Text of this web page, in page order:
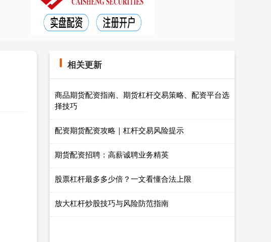
相关更新
商品期货配资指南、期货杠杆交易策略、配资平台选
择技巧
配资期货配资攻略｜杠杆交易风险提示
期货配资招聘：高薪诚聘业务精英
股票杠杆最多多少倍？一文看懂合法上限
放大杠杆炒股技巧与风险防范指南